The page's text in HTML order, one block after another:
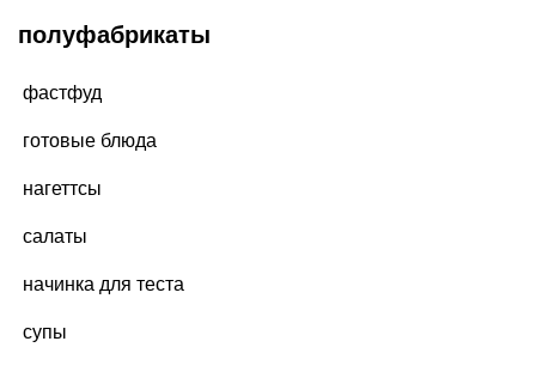
полуфабрикаты
фастфуд
готовые блюда
нагеттсы
салаты
начинка для теста
супы